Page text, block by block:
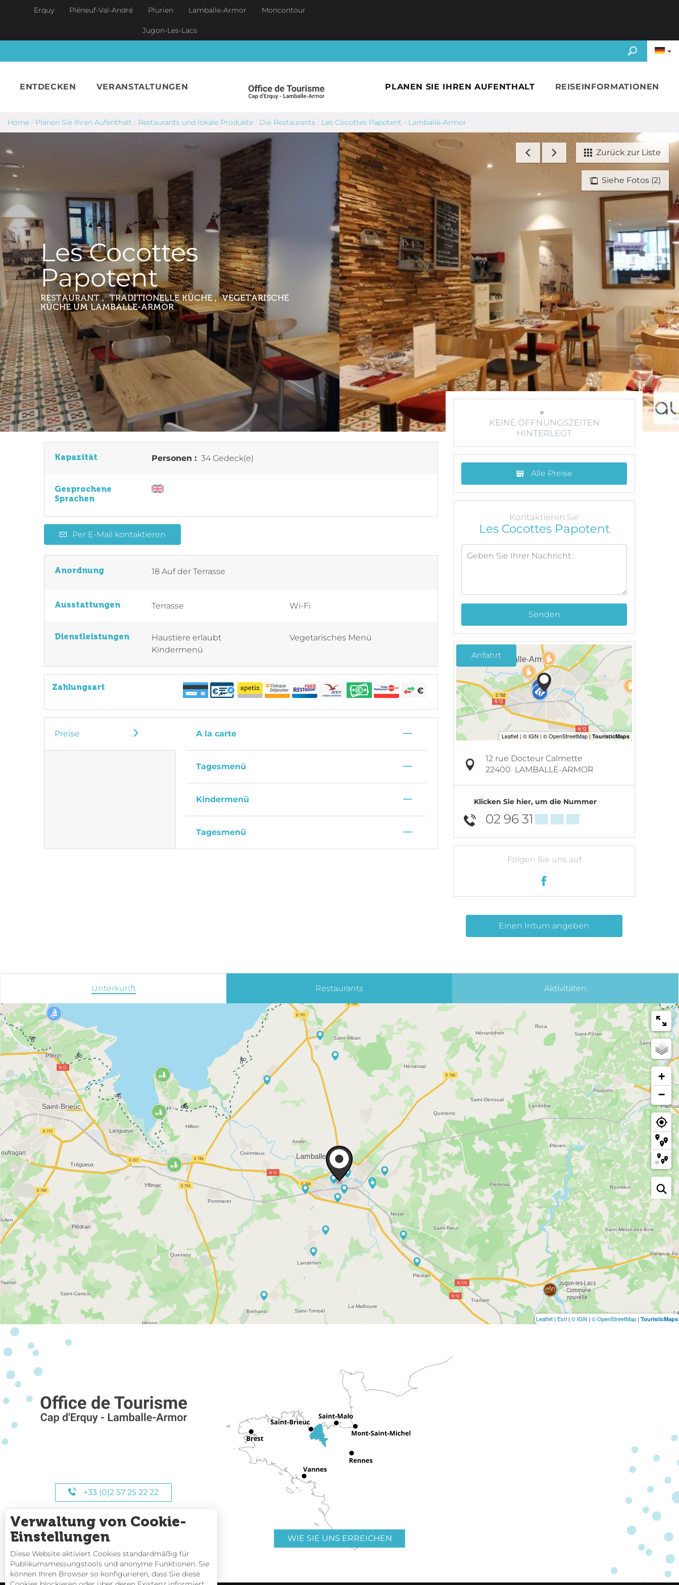
Skip to main content
Erquy Pléneuf-Val-André Plurien Lamballe-Armor Moncontour
Jugon-Les-Lacs
ENTDECKEN VERANSTALTUNGEN PLANEN SIE IHREN AUFENTHALT REISEINFORMATIONEN
Home / Planen Sie Ihren Aufenthalt / Restaurants und lokale Produkte / Die Restaurants / Les Cocottes Papotent - Lamballe-Armor
Siehe Fotos (2)
Zurück zur Liste
Les Cocottes
Papotent
RESTAURANT , TRADITIONELLE KÜCHE , VEGETARISCHE
KÜCHEUM LAMBALLE-ARMOR
Kapazität Personen : 34 Gedeck(e)
Gesprochene
Sprachen
Per E-Mail kontaktieren
Anordnung 18 Auf der Terrasse
Ausstattungen Terrasse Wi-Fi
Dienstleistungen
Haustiere erlaubt
Kindermenü
Vegetarisches Menü
Zahlungsart
Preise A la carte —
Tagesmenü —
Kindermenü —
Tagesmenü —
KEINE ÖFFNUNGSZEITEN
HINTERLEGT
Alle Preise
Kontaktieren Sie
Les Cocottes Papotent
Senden
Anfahrt
12 rue Docteur Calmette
22400 LAMBALLE-ARMOR
Klicken Sie hier, um die Nummer
02 96 31 ▒▒ ▒▒ ▒▒
Folgen Sie uns auf
Einen Irrtum angeben
Unterkunft Restaurants Aktivitäten
+
−
Leaflet | Esri | © IGN | © OpenStreetMap | TouristicMaps
+33 (0)2 57 25 22 22
UNSERE STUNDEN
WIE SIE UNS ERREICHEN
Verwaltung von Cookie-
Einstellungen
Diese Website aktiviert Cookies standardmäßig für
Publikumsmessungstools und anonyme Funktionen. Sie
können Ihren Browser so konfigurieren, dass Sie diese